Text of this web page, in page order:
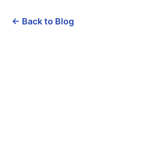
← Back to Blog